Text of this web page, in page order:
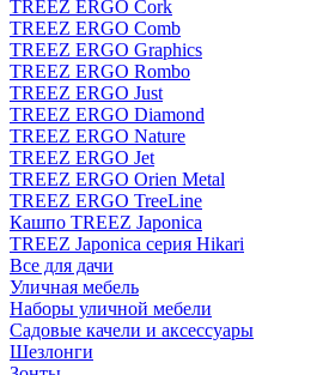
TREEZ ERGO Cork
TREEZ ERGO Comb
TREEZ ERGO Graphics
TREEZ ERGO Rombo
TREEZ ERGO Just
TREEZ ERGO Diamond
TREEZ ERGO Nature
TREEZ ERGO Jet
TREEZ ERGO Orien Metal
TREEZ ERGO TreeLine
Кашпо TREEZ Japonica
TREEZ Japonica серия Hikari
Все для дачи
Уличная мебель
Наборы уличной мебели
Садовые качели и аксессуары
Шезлонги